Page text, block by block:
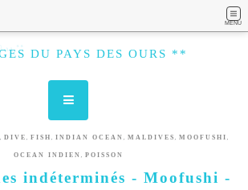
MENU
DU PAYS DES OURS **
, DIVE , FISH , INDIAN OCEAN , MALDIVES , MOOFUSHI ,
OCEAN INDIEN , POISSON
indéterminés - Moofushi -